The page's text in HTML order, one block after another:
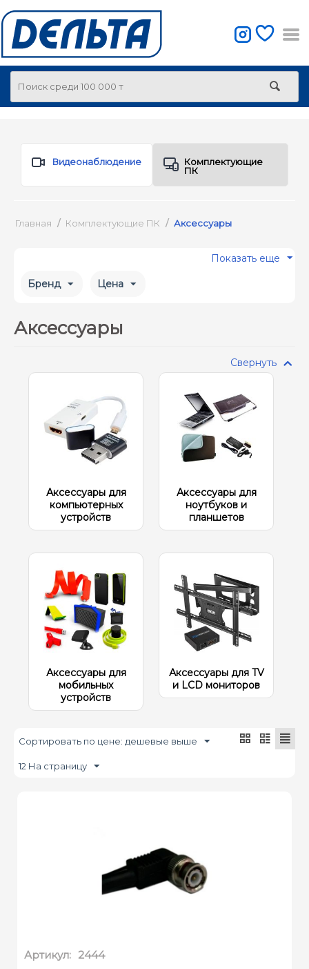
Видеонаблюдение
Комплектующие
ПК
Главная / Комплектующие ПК / Аксессуары
Показать еще
Бренд Цена
Аксессуары
Свернуть
Аксессуары для
компьютерных
устройств
Аксессуары для
ноутбуков и
планшетов
Аксессуары для
мобильных
устройств
Аксессуары для TV
и LCD мониторов
Сортировать по цене: дешевые выше
12 На страницу
Артикул: 2444